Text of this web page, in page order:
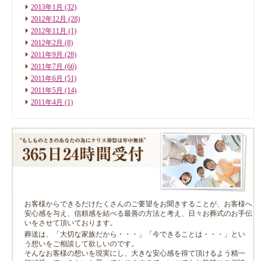
2013年1月 (32)
2012年12月 (28)
2012年11月 (1)
2012年2月 (8)
2011年9月 (28)
2011年7月 (66)
2011年6月 (51)
2011年5月 (14)
2011年4月 (1)
お客様からできるだけたくさんのご要望をお聞きすることが、お客様へ
安心感を与え、信頼感を結べる最善の方法と考え、日々お葬式のお手伝
いをさせて頂いております。
葬送は、「大切な家族だから・・・」「今できることは・・・」とい
う想いをご相談して欲しいのです。
そんなお客様の想いを現実にし、大きな安心感を得て頂けるよう精一